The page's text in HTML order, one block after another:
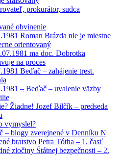
prokurátor, sudca
obvinenie
Roman Brázda nie je miestne
orientovaný
ma doc. Dobrotka
na proces
Beďač – zahájenie trest.
– Beďač – uvalenie väzby
Žiadne! Jozef Bilčík – predseda
vymyslel?
– blogy zverejnené v Denníku N
bratstvo Petra Tótha – 1. časť
zločiny Štátnej bezpečnosti – 2.